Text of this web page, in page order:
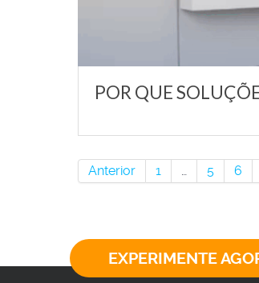
POR QUE
Anterior 1 … 5 6
EXPERIMENTE